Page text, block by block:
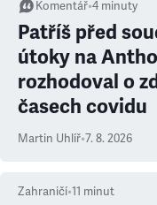
Komentář•4 minuty
Patříš před
útoky na
rozhodoval o
časech covidu
Martin Uhlíř•7. 8. 2026
Zahraničí•11 minut